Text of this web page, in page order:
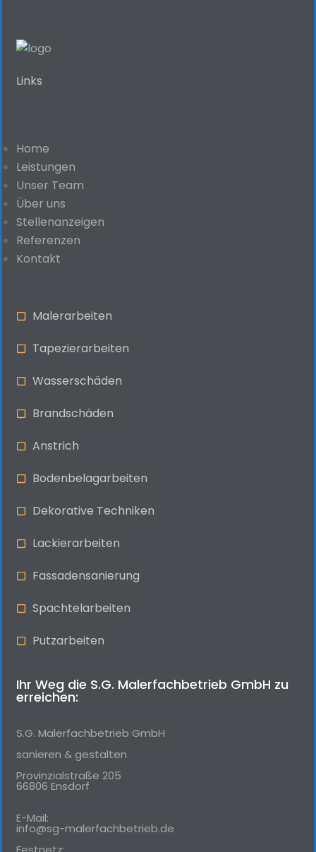
Links
Home
Leistungen
Unser Team
Über uns
Stellenanzeigen
Referenzen
Kontakt
Malerarbeiten
Tapezierarbeiten
Wasserschäden
Brandschäden
Anstrich
Bodenbelagarbeiten
Dekorative Techniken
Lackierarbeiten
Fassadensanierung
Spachtelarbeiten
Putzarbeiten
Ihr Weg die S.G. Malerfachbetrieb GmbH zu
erreichen:
S.G. Malerfachbetrieb GmbH
sanieren & gestalten
Provinzialstraße 205
66806 Ensdorf
E-Mail:
info@sg-malerfachbetrieb.de